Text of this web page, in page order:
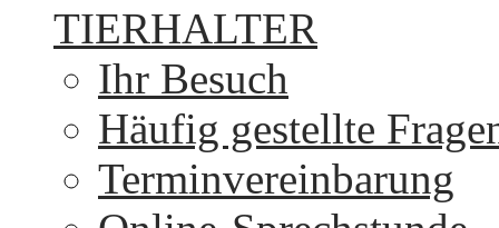
TIERHALTER
Ihr Besuch
Häufig gestellte
Terminvereinbarung